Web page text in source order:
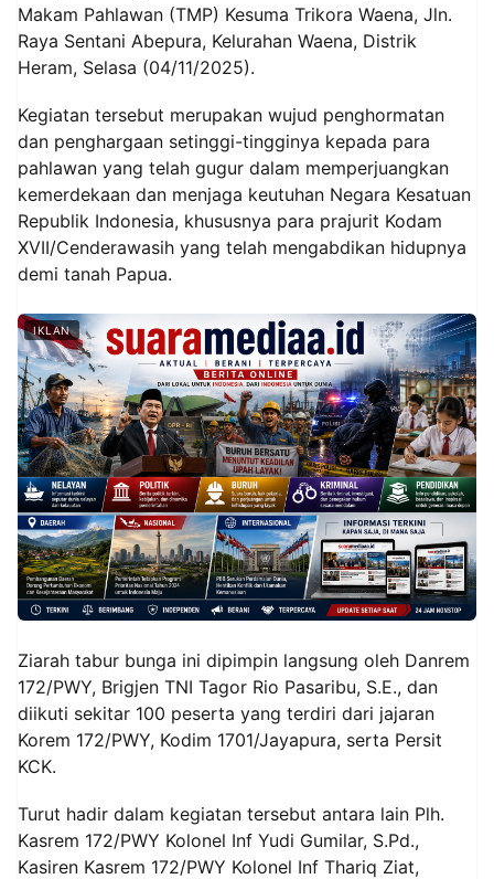
Makam Pahlawan (TMP) Kesuma Trikora Waena, Jln.
Raya Sentani Abepura, Kelurahan Waena, Distrik
Heram, Selasa (04/11/2025).
Kegiatan tersebut merupakan wujud penghormatan
dan penghargaan setinggi-tingginya kepada para
pahlawan yang telah gugur dalam memperjuangkan
kemerdekaan dan menjaga keutuhan Negara Kesatuan
Republik Indonesia, khususnya para prajurit Kodam
XVII/Cenderawasih yang telah mengabdikan hidupnya
demi tanah Papua.
IKLAN
Ziarah tabur bunga ini dipimpin langsung oleh Danrem
172/PWY, Brigjen TNI Tagor Rio Pasaribu, S.E., dan
diikuti sekitar 100 peserta yang terdiri dari jajaran
Korem 172/PWY, Kodim 1701/Jayapura, serta Persit
KCK.
Turut hadir dalam kegiatan tersebut antara lain Plh.
Kasrem 172/PWY Kolonel Inf Yudi Gumilar, S.Pd.,
Kasiren Kasrem 172/PWY Kolonel Inf Thariq Ziat,